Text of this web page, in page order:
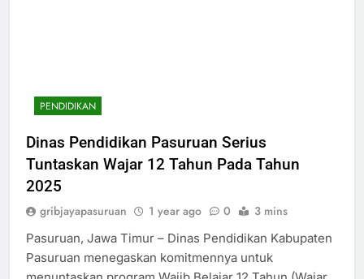
PENDIDIKAN
Dinas Pendidikan Pasuruan Serius
Tuntaskan Wajar 12 Tahun Pada Tahun
2025
gribjayapasuruan 1 year ago 0 3 mins
Pasuruan, Jawa Timur – Dinas Pendidikan Kabupaten
Pasuruan menegaskan komitmennya untuk